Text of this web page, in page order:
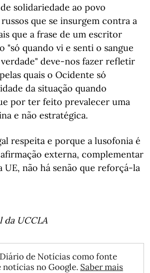
solidariedade ao povo
que se insurgem contra a
que a frase de um escritor
"só quando vi e senti o sangue
deve-nos fazer refletir
quais o Ocidente só
da situação quando
por ter feito prevalecer uma
e não estratégica.
respeita e porque a lusofonia é
externa, complementar
UE, não há senão que reforçá-la
UCCLA
de Notícias como fonte
no Google. Saber mais